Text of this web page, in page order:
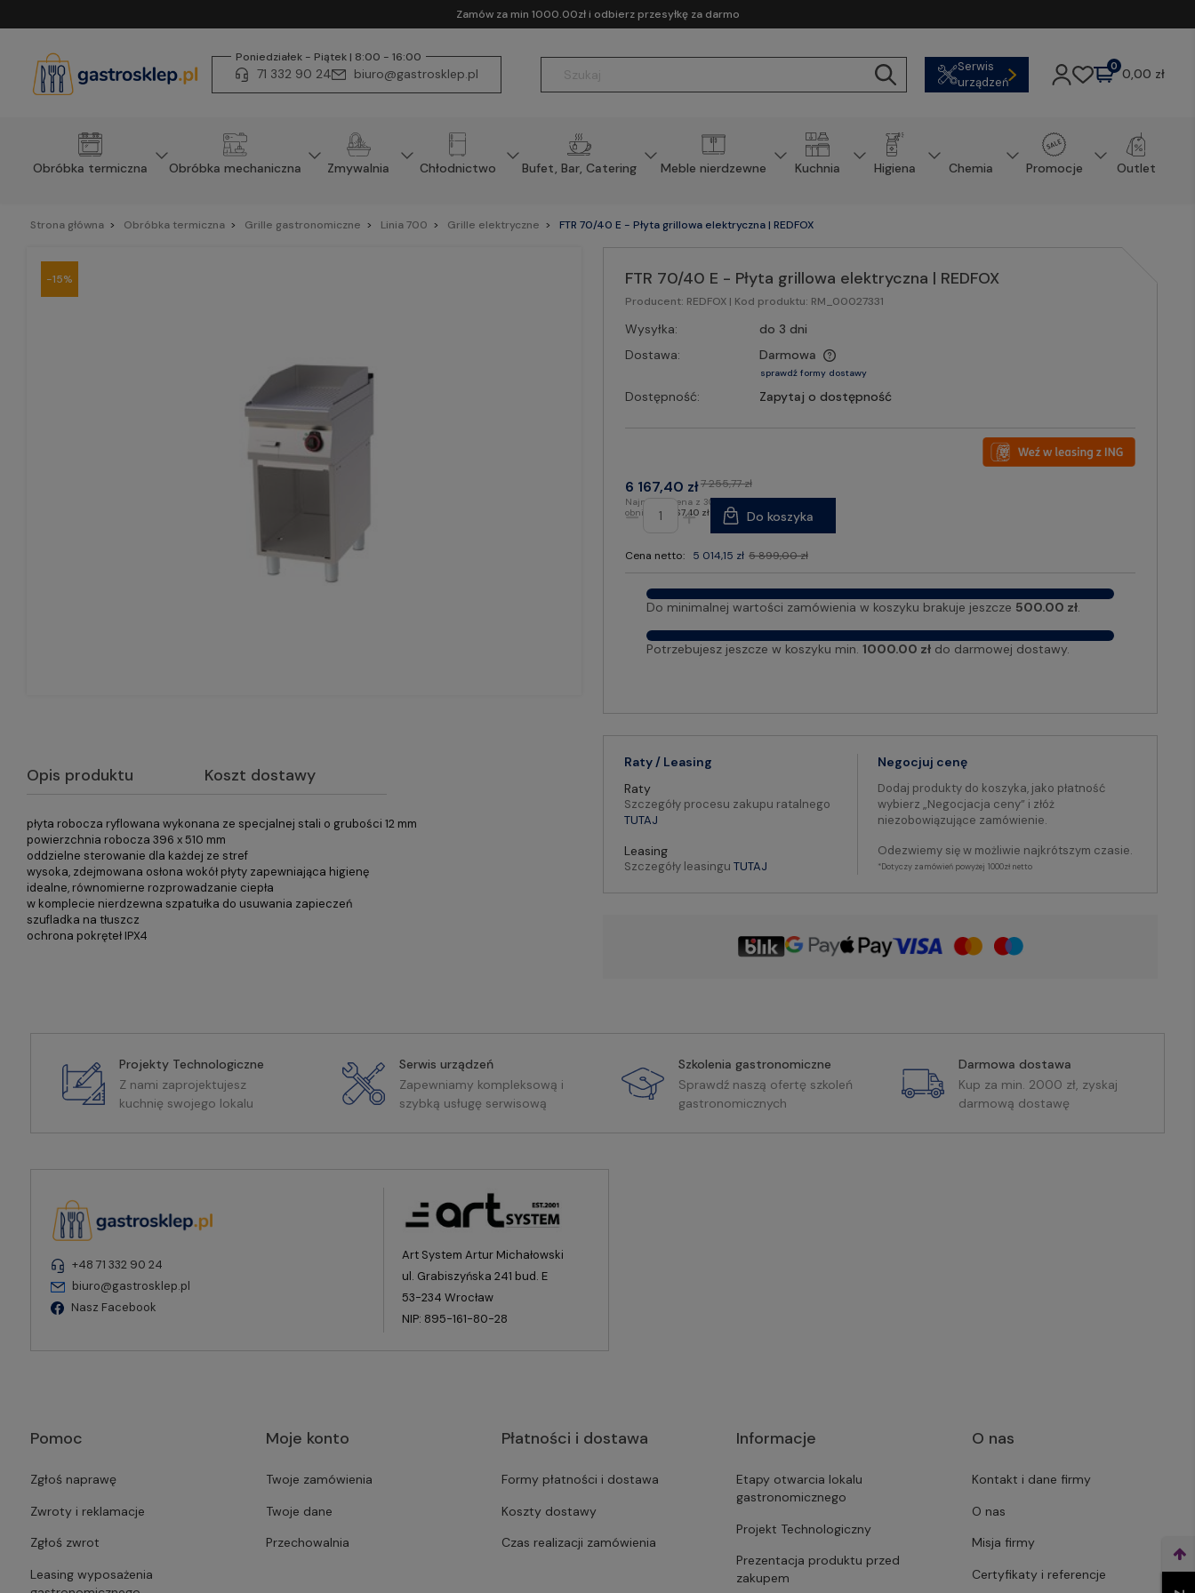
Zamów za min 1000.00zł i odbierz przesyłkę za darmo
Poniedziałek - Piątek | 8:00 - 16:00
71 332 90 24 biuro@gastrosklep.pl
Serwis
urządzeń
0,00 zł
0
Obróbka termiczna Obróbka mechaniczna Zmywalnia Chłodnictwo Bufet, Bar, Catering Meble nierdzewne Kuchnia Higiena Chemia Promocje Outlet
Strona główna Obróbka termiczna Grille gastronomiczne Linia 700 Grille elektryczne FTR 70/40 E - Płyta grillowa elektryczna | REDFOX
-15%
Opis produktu Koszt dostawy
płyta robocza ryflowana wykonana ze specjalnej stali o grubości 12 mm
powierzchnia robocza 396 x 510 mm
oddzielne sterowanie dla każdej ze stref
wysoka, zdejmowana osłona wokół płyty zapewniająca higienę
idealne, równomierne rozprowadzanie ciepła
w komplecie nierdzewna szpatułka do usuwania zapieczeń
szufladka na tłuszcz
ochrona pokręteł IPX4
FTR 70/40 E - Płyta grillowa elektryczna | REDFOX
Producent: REDFOX | Kod produktu: RM_00027331
Wysyłka:
do 3 dni
Dostawa:
Darmowa
sprawdź formy dostawy
Dostępność: Zapytaj o dostępność
6 167,40 zł7 255,77 zł
Najniższa cena z 30 dni przed
obniżką: 6 167,40 zł
Cena netto: 5 014,15 zł 5 899,00 zł
Do koszyka
Do minimalnej wartości zamówienia w koszyku brakuje jeszcze 500.00 zł.
Potrzebujesz jeszcze w koszyku min. 1000.00 złdo darmowej dostawy.
Raty / Leasing
Raty
Szczegóły procesu zakupu ratalnego
TUTAJ
Leasing
Szczegóły leasinguTUTAJ
Negocjuj cenę
Dodaj produkty do koszyka, jako płatność
wybierz „Negocjacja ceny” i złóż
niezobowiązujące zamówienie.
Odezwiemy się w możliwie najkrótszym czasie.
*Dotyczy zamówień powyżej 1000zł netto
Projekty Technologiczne
Z nami zaprojektujesz
kuchnię swojego lokalu
Serwis urządzeń
Zapewniamy kompleksową i
szybką usługę serwisową
Szkolenia gastronomiczne
Sprawdź naszą ofertę szkoleń
gastronomicznych
Darmowa dostawa
Kup za min. 2000 zł, zyskaj
darmową dostawę
+48 71 332 90 24
biuro@gastrosklep.pl
Nasz Facebook
Art System Artur Michałowski
ul. Grabiszyńska 241 bud. E
53-234 Wrocław
NIP: 895-161-80-28
Pomoc
Zgłoś naprawę
Zwroty i reklamacje
Zgłoś zwrot
Leasing wyposażenia
Moje konto
Twoje zamówienia
Twoje dane
Przechowalnia
Płatności i dostawa
Formy płatności i dostawa
Koszty dostawy
Czas realizacji zamówienia
Informacje
Etapy otwarcia lokalu
gastronomicznego
Projekt Technologiczny
Prezentacja produktu przed
zakupem
O nas
Kontakt i dane firmy
O nas
Misja firmy
Certyfikaty i referencje